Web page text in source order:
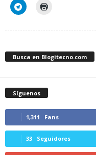
Busca en Blogitecno.com
Síguenos
1,311 Fans
33 Seguidores